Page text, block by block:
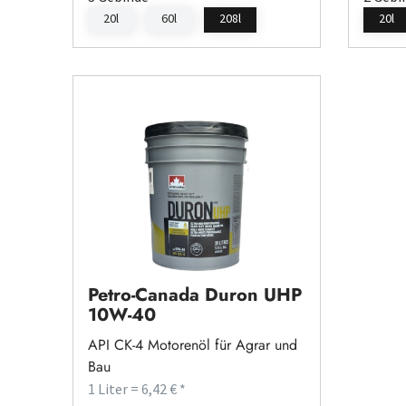
20l 60l 208l 20l
Petro-Canada Duron UHP
10W-40
API CK-4 Motorenöl für Agrar und
Bau
1 Liter = 6,42 € *